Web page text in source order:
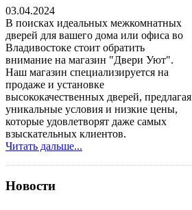
03.04.2024
В поисках идеальных межкомнатных
дверей для вашего дома или офиса во
Владивостоке стоит обратить
внимание на магазин "Двери Уют".
Наш магазин специализируется на
продаже и установке
высококачественных дверей, предлагая
уникальные условия и низкие цены,
которые удовлетворят даже самых
взыскательных клиентов.
Читать дальше...
Новости